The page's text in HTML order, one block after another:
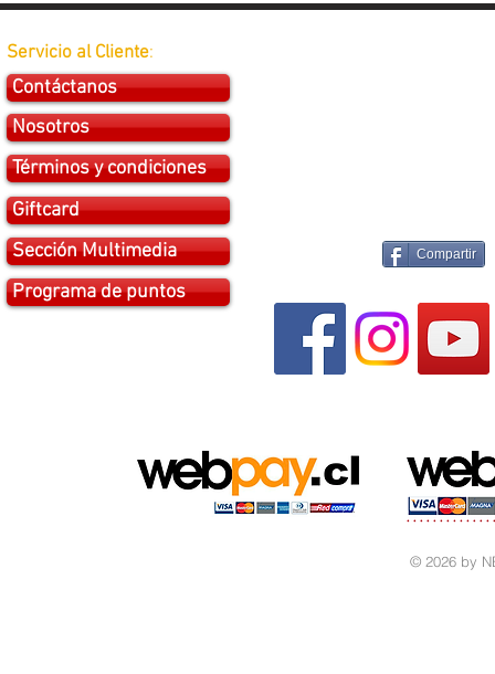
Servicio al Cliente:
Contáctanos
Nosotros
Términos y condiciones
Giftcard
Sección Multimedia
Programa de puntos
Compartir
© 2026 by